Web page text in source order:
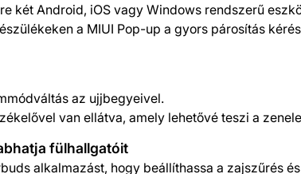
két Android, iOS vagy Windows rendszerű
a MIUI Pop-up a gyors párosítás
az ujjbegyeivel.
van ellátva, amely lehetővé teszi a
fülhallgatóit
alkalmazást, hogy beállíthassa a zajszűrés